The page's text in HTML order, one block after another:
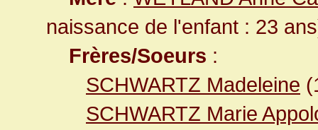
naissance de l'enfant : 23
Frères/Soeurs :
SCHWARTZ Madeleine
SCHWARTZ Marie